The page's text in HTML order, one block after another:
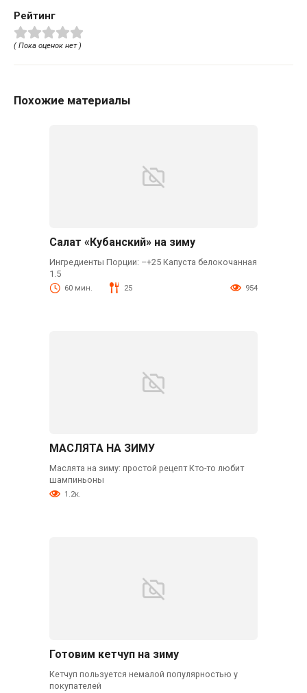
Рейтинг
( Пока оценок нет )
Похожие материалы
Салат «Кубанский» на зиму
Ингредиенты Порции: –+25 Капуста белокочанная
1.5
60 мин. 25 954
МАСЛЯТА НА ЗИМУ
Маслята на зиму: простой рецепт Кто-то любит
шампиньоны
1.2к.
Готовим кетчуп на зиму
Кетчуп пользуется немалой популярностью у
покупателей